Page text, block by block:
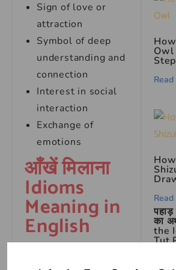
Sign of love or
attraction
Symbol of deep
understanding and
connection
Interest in social
interaction
Exchange of
emotions
आँखें मिलाना
Idioms
Meaning in
English
Owl
Step
का
the
Tut